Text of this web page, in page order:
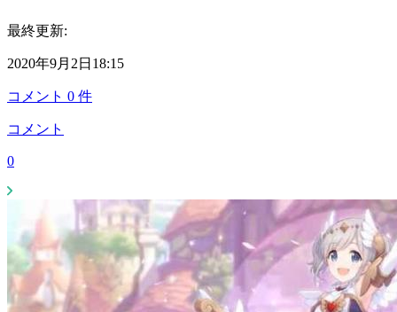
最終更新:
2020年9月2日18:15
コメント 0 件
コメント
0